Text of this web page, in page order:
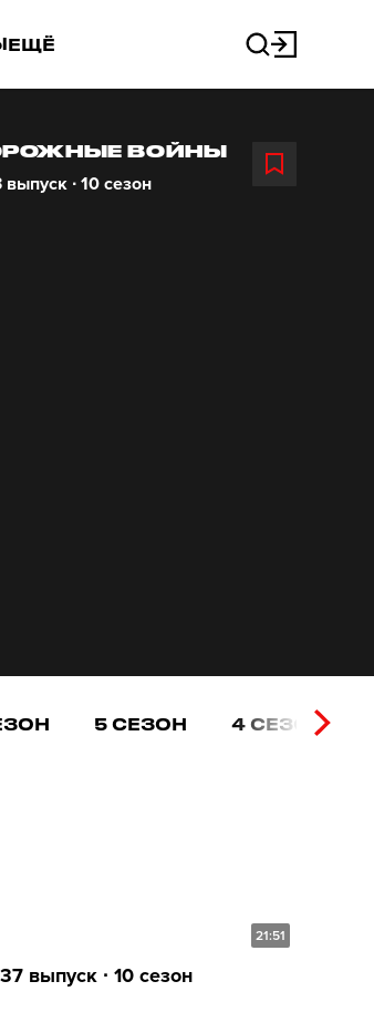
ЕЩЁ
ВОЙНЫ
выпуск ∙ 10 сезон
5 СЕЗОН 4 СЕЗОН
21:51
выпуск ∙ 10 сезон